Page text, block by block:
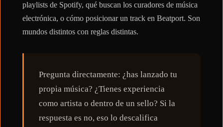
playlists de Spotify, qué buscan los curadores de música
electrónica, o cómo posicionar un track en Beatport. Son
mundos distintos con reglas distintas.
Pregunta directamente: ¿has lanzado tu
propia música? ¿Tienes experiencia
como artista o dentro de un sello? Si la
respuesta es no, eso lo descalifica